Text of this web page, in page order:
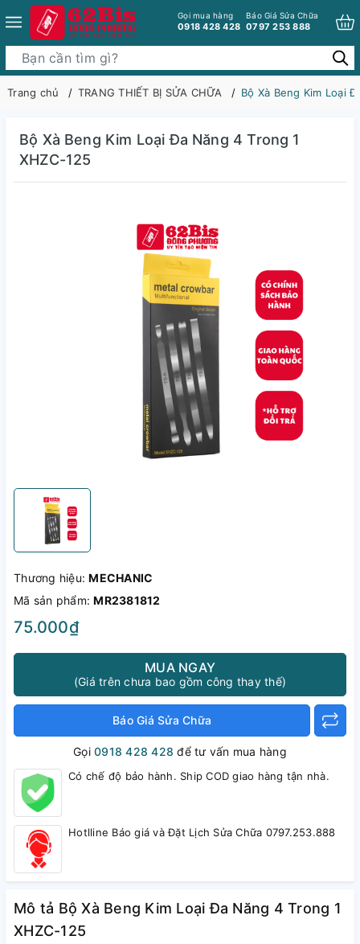
Gọi mua hàng
0918 428 428
Báo Giá Sửa Chữa
0797 253 888
Trang chủ TRANG THIẾT BỊ SỬA CHỮA Bộ Xà Beng Kim Loại
Bộ Xà Beng Kim Loại Đa Năng 4 Trong 1
XHZC-125
Thương hiệu:MECHANIC
Mã sản phẩm:MR2381812
75.000₫
MUA NGAY
(Giá trên chưa bao gồm công thay thế)
Báo Giá Sửa Chữa
Gọi0918 428 428 để tư vấn mua hàng
Có chế độ bảo hành. Ship COD giao hàng tận nhà.
Hotlline Báo giá và Đặt Lịch Sửa Chữa 0797.253.888
Mô tả Bộ Xà Beng Kim Loại Đa Năng 4 Trong 1
XHZC-125